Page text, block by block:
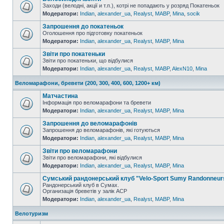
Заходи (велодні, акції и т.п.), котрі не попадають у розряд Покатеньок
Модератори: Indian alexander_ua Realyst MABP, Mina socik
Запрошення до покатеньок
Оголошення про підготовку покатеньок
Модератори: Indian alexander_ua Realyst MABP, Mina
Звіти про покатеньки
Звіти про покатеньки, що відбулися
Модератори: Indian alexander_ua Realyst MABP, AlexN10 Mina
Веломарафони, бревети (200, 300, 400, 600, 1200+ км)
Матчастина
Інформація про веломарафони та бревети
Модератори: Indian alexander_ua Realyst MABP, Mina
Запрошення до веломарафонів
Запрошення до веломарафонів, які готуються
Модератори: Indian alexander_ua Realyst MABP, Mina
Звіти про веломарафони
Звіти про веломарафони, які відбулися
Модератори: Indian alexander_ua Realyst MABP, Mina
Сумський рандонерський клуб "Velo-Sport Sumy
Рандонерський клуб в Сумах.
Организація бреветів у залік АСР
Модератори: Indian alexander_ua Realyst MABP, Mina
Велотуризм